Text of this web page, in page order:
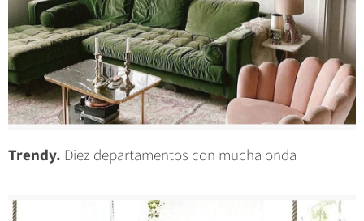
Trendy. Diez departamentos con mucha onda